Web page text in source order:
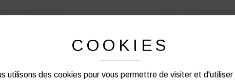
PERSONNALISATION DE
COOKIES
utilisons des cookies pour vous permettre de visiter et d'utiliser